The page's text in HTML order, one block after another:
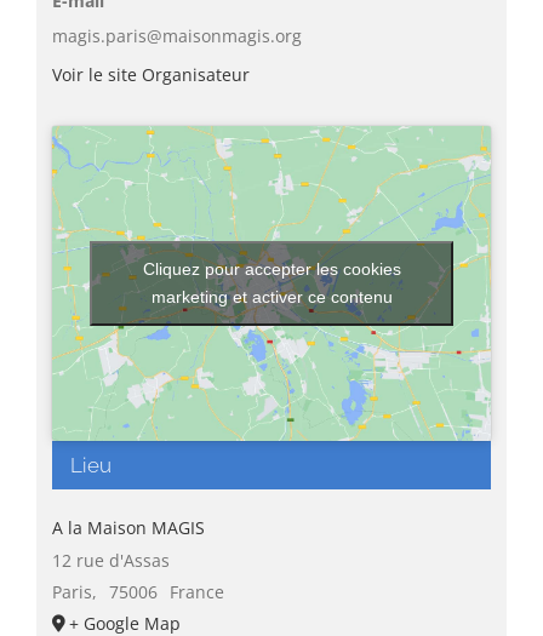
magis.paris@maisonmagis.org
Voir le site Organisateur
Lieu
A la Maison MAGIS
12 rue d'Assas
Paris, 75006 France
+ Google Map
Cliquez pour accepter les cookies
marketing et activer ce contenu